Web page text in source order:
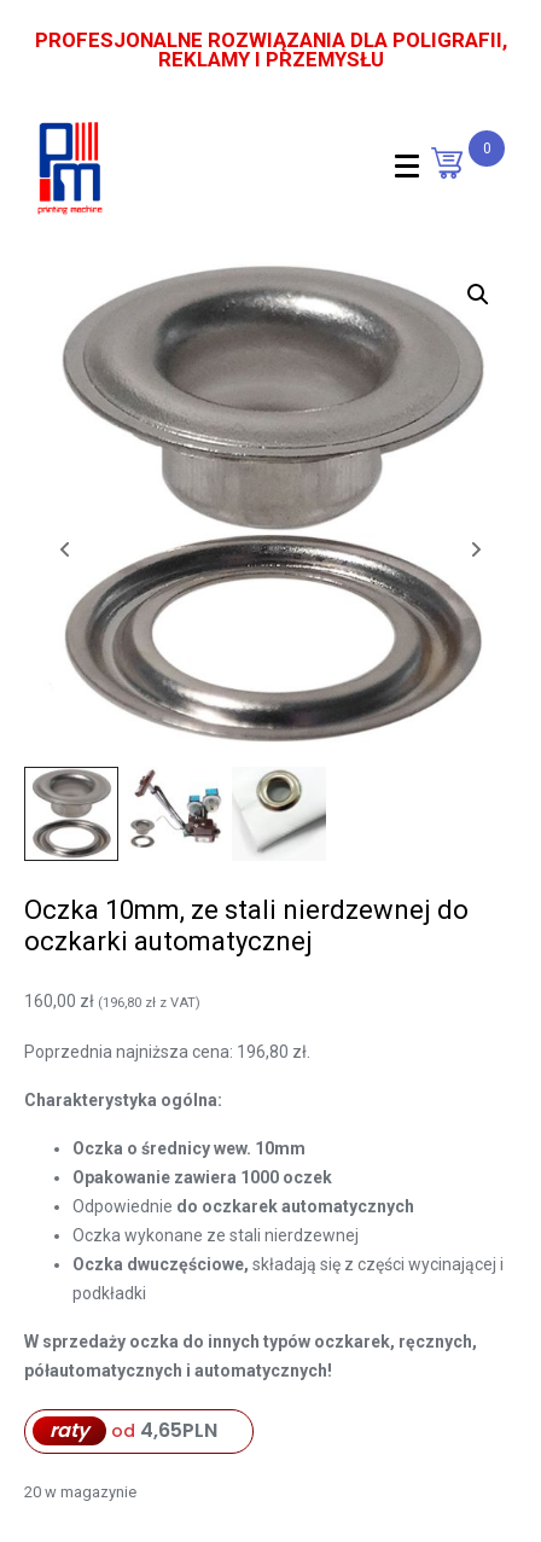
PROFESJONALNE ROZWIĄZANIA DLA POLIGRAFII,
REKLAMY I PRZEMYSŁU
0
Oczka 10mm, ze stali nierdzewnej do
oczkarki automatycznej
160,00 zł (196,80 zł z VAT)
Poprzednia najniższa cena: 196,80 zł
Charakterystyka ogólna:
Oczka o średnicy wew. 10mm
Opakowanie zawiera 1000 oczek
Odpowiednie do oczkarek automatycznych
Oczka wykonane ze stali nierdzewnej
Oczka dwuczęściowe, składają się z części wycinającej i
podkładki
W sprzedaży oczka do innych typów oczkarek, ręcznych,
półautomatycznych i automatycznych!
raty od 4,65PLN
20 w magazynie